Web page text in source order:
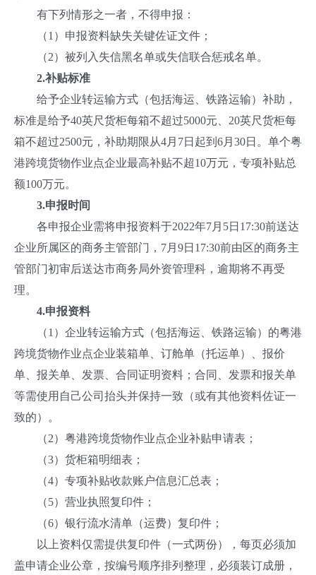
有下列情形之一者，不得申报：
（1）申报资料缺失关键佐证文件；
（2）被列入失信黑名单或失信联合惩戒名单。
2.补贴标准
给予企业转运输方式（包括海运、铁路运输）补助，
标准是给予40英尺货柜每箱不超过5000元、20英尺货柜每
箱不超过2500元，补助期限从4月7日起到6月30日。单个粤
港跨境货物作业点企业最高补贴不超10万元，专项补贴总
额100万元。
3.申报时间
各申报企业需将申报资料于2022年7月5日17:30前送达
企业所属区的商务主管部门，7月9日17:30前由区的商务主
管部门初审后送达市商务局外资管理科，逾期将不再受
理。
4.申报资料
（1）企业转运输方式（包括海运、铁路运输）的粤港
跨境货物作业点企业装箱单、订舱单（托运单）、报价
单、报关单、发票、合同证明资料；合同、发票和报关单
等需使用自己公司抬头并保持一致（或有其他资料佐证一
致的）。
（2）粤港跨境货物作业点企业补贴申请表；
（3）货柜箱明细表；
（4）专项补贴收款账户信息汇总表；
（5）营业执照复印件；
（6）银行流水清单（运费）复印件；
以上资料仅需提供复印件（一式两份），每页必须加
盖申请企业公章，按编号顺序排列整理，必须装订成册，